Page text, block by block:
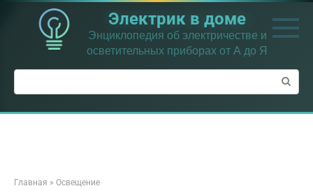
Перейти
контенту
Электрик в доме
Энциклопедия об электричестве и
осветительных приборах от А до Я
Поиск:
Главная » Освещение